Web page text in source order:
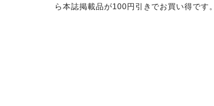
ら本誌掲載品が100円引きでお買い得です。